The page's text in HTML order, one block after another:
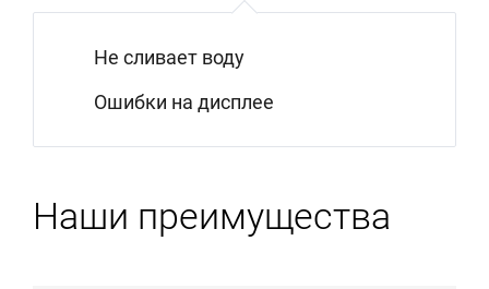
Не сливает воду
Ошибки на дисплее
Наши преимущества